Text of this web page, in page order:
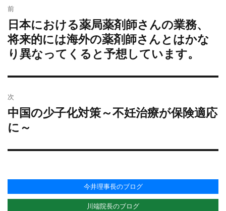
日:
リ
ー
稿
ナ
ビ
ゲ
ョ
ン
前
過
去
の
投
日本における薬局薬剤師さんの業務、
将来的には海外の薬剤師さんとはかな
り異なってくると予想しています。
次
次
の
投
稿:
中国の少子化対策～不妊治療が保険適応
に～
今井理事長のブログ
川端院長のブログ